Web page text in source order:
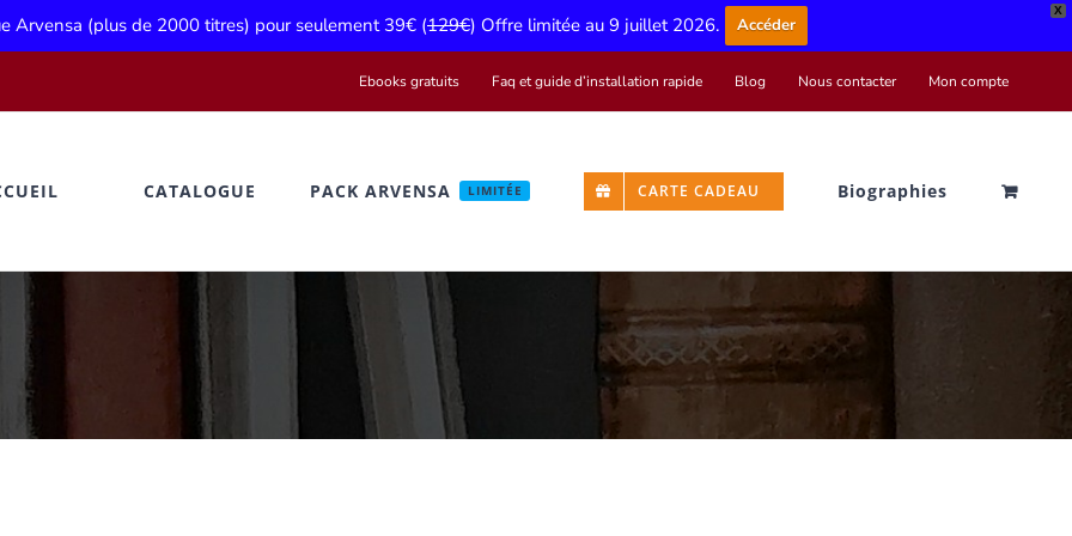
X
Arvensa (plus de 2000 titres) pour seulement 39€ (129€) Offre limitée au 9 juillet 2026. Accéder
Ebooks gratuits Faq et guide d’installation rapide Blog Nous contacter Mon compte
CATALOGUE PACK ARVENSA LIMITÉE CARTE CADEAU Biographies